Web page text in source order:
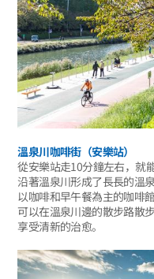
溫泉川咖啡街（安樂站）
從安樂站走10分鐘左右，就
沿著溫泉川形成了長長的溫
以咖啡和早午餐為主的咖啡
可以在溫泉川邊的散步路散
享受清新的治愈。